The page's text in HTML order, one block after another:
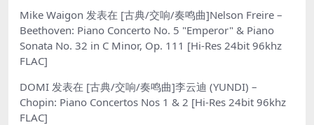
Mike Waigon 发表在 [古典/交响/奏鸣曲]Nelson Freire –
Beethoven: Piano Concerto No. 5 "Emperor" & Piano
Sonata No. 32 in C Minor, Op. 111 [Hi-Res 24bit 96khz
FLAC]
DOMI 发表在 [古典/交响/奏鸣曲]李云迪 (YUNDI) –
Chopin: Piano Concertos Nos 1 & 2 [Hi-Res 24bit 96khz
FLAC]